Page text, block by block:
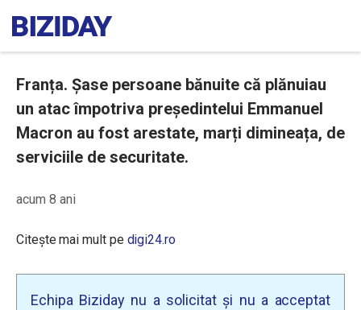
Franța. Șase persoane bănuite că plănuiau
un atac împotriva președintelui Emmanuel
Macron au fost arestate, marți dimineața, de
serviciile de securitate.
acum 8 ani
Citește mai mult pe digi24.ro
Echipa Biziday nu a solicitat și nu a acceptat